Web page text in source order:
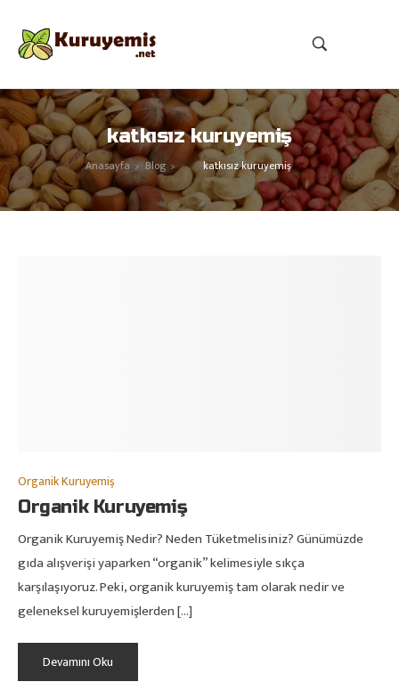
katkısız kuruyemiş
Anasayfa > Blog > katkısız kuruyemiş
Organik Kuruyemiş
Organik Kuruyemiş
Organik Kuruyemiş Nedir? Neden Tüketmelisiniz? Günümüzde
gıda alışverişi yaparken “organik” kelimesiyle sıkça
karşılaşıyoruz. Peki, organik kuruyemiş tam olarak nedir ve
geleneksel kuruyemişlerden […]
Devamını Oku